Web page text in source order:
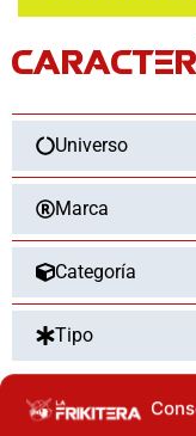
Doc
Marty
cantidadUniverso
Marca
Categoría
Tipo